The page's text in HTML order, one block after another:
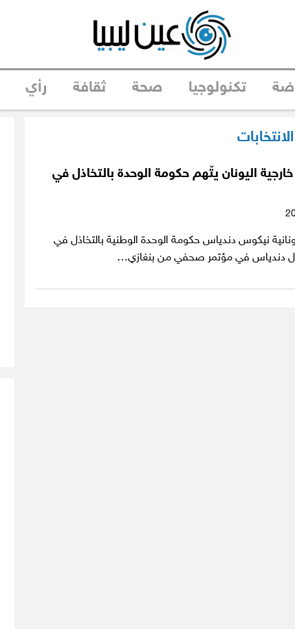
تكنولوجيا صحة ثقافة رأي
اليونان يتّهم حكومة الوحدة بالتخاذل في
نيكوس دندياس حكومة الوحدة الوطنية بالتخاذل في
دندياس في مؤتمر صحفي من بنغازي…